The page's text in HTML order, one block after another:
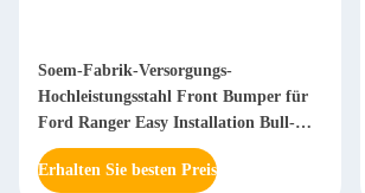
Soem-Fabrik-Versorgungs-
Hochleistungsstahl Front Bumper für
Ford Ranger Easy Installation Bull-
Stange
Erhalten Sie besten Preis